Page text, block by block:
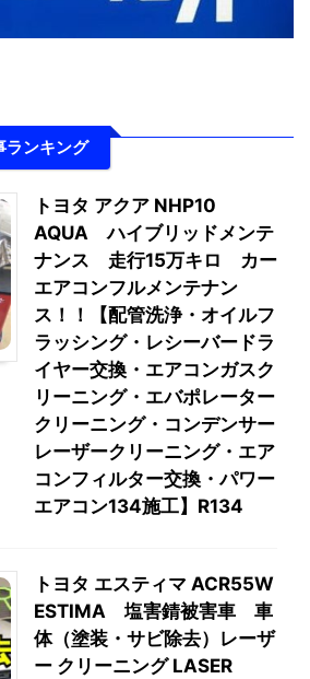
ランキング
トヨタ アクア NHP10
AQUA ハイブリッドメンテ
ナンス 走行15万キロ カー
エアコンフルメンテナン
ス！！【配管洗浄・オイルフ
ラッシング・レシーバードラ
イヤー交換・エアコンガスク
リーニング・エバポレーター
クリーニング・コンデンサー
レーザークリーニング・エア
コンフィルター交換・パワー
エアコン134施工】R134
トヨタ エスティマ ACR55W
ESTIMA 塩害錆被害車 車
体（塗装・サビ除去）レーザ
ー クリーニング LASER